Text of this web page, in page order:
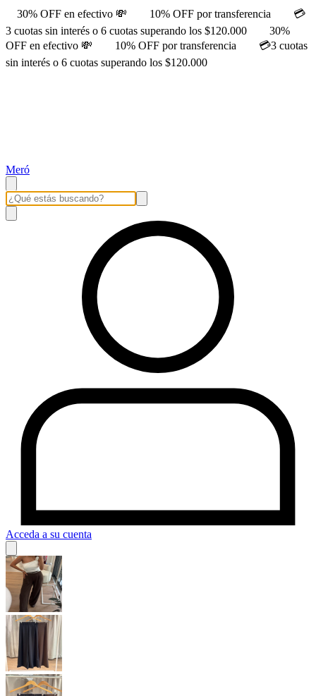
30% OFF en efectivo 💸 10% OFF por transferencia
💳
3 cuotas sin interés o 6 cuotas superando los $120.000
30%
OFF en efectivo 💸
10% OFF por transferencia
💳3 cuotas
sin interés o 6 cuotas superando los $120.000
Meró
Acceda a su cuenta